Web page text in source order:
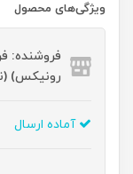
ویژگی‌های محصول
فروشنده:
رونیکس)
آماده ارسال